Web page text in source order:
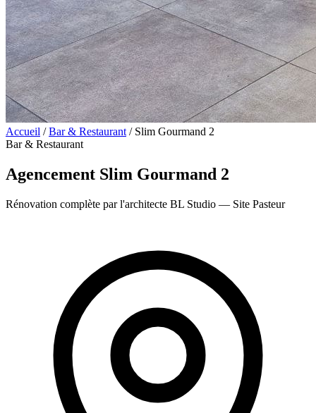
Accueil / Bar & Restaurant / Slim Gourmand 2
Bar & Restaurant
Agencement Slim Gourmand 2
Rénovation complète par l'architecte BL Studio — Site Pasteur